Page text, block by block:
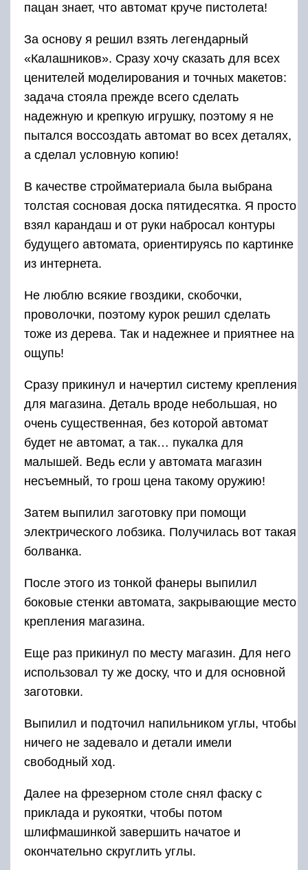
пацан знает, что автомат круче пистолета!
За основу я решил взять легендарный
«Калашников». Сразу хочу сказать для всех
ценителей моделирования и точных макетов:
задача стояла прежде всего сделать
надежную и крепкую игрушку, поэтому я не
пытался воссоздать автомат во всех деталях,
а сделал условную копию!
В качестве стройматериала была выбрана
толстая сосновая доска пятидесятка. Я просто
взял карандаш и от руки набросал контуры
будущего автомата, ориентируясь по картинке
из интернета.
Не люблю всякие гвоздики, скобочки,
проволочки, поэтому курок решил сделать
тоже из дерева. Так и надежнее и приятнее на
ощупь!
Сразу прикинул и начертил систему крепления
для магазина. Деталь вроде небольшая, но
очень существенная, без которой автомат
будет не автомат, а так… пукалка для
малышей. Ведь если у автомата магазин
несъемный, то грош цена такому оружию!
Затем выпилил заготовку при помощи
электрического лобзика. Получилась вот такая
болванка.
После этого из тонкой фанеры выпилил
боковые стенки автомата, закрывающие место
крепления магазина.
Еще раз прикинул по месту магазин. Для него
использовал ту же доску, что и для основной
заготовки.
Выпилил и подточил напильником углы, чтобы
ничего не задевало и детали имели
свободный ход.
Далее на фрезерном столе снял фаску с
приклада и рукоятки, чтобы потом
шлифмашинкой завершить начатое и
окончательно скруглить углы.